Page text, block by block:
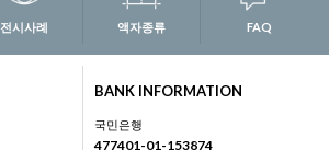
전시사례 액자종류 FAQ
BANK INFORMATION
국민은행
477401-01-153874